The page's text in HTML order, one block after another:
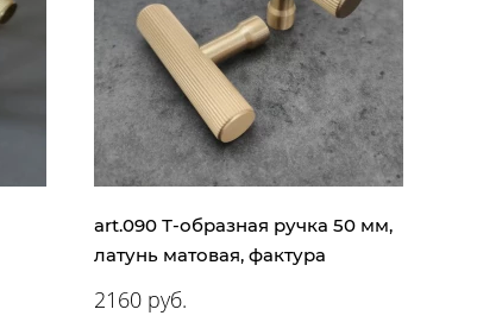
art.090 Т-образная ручка 50 мм,
латунь матовая, фактура
2160 руб.